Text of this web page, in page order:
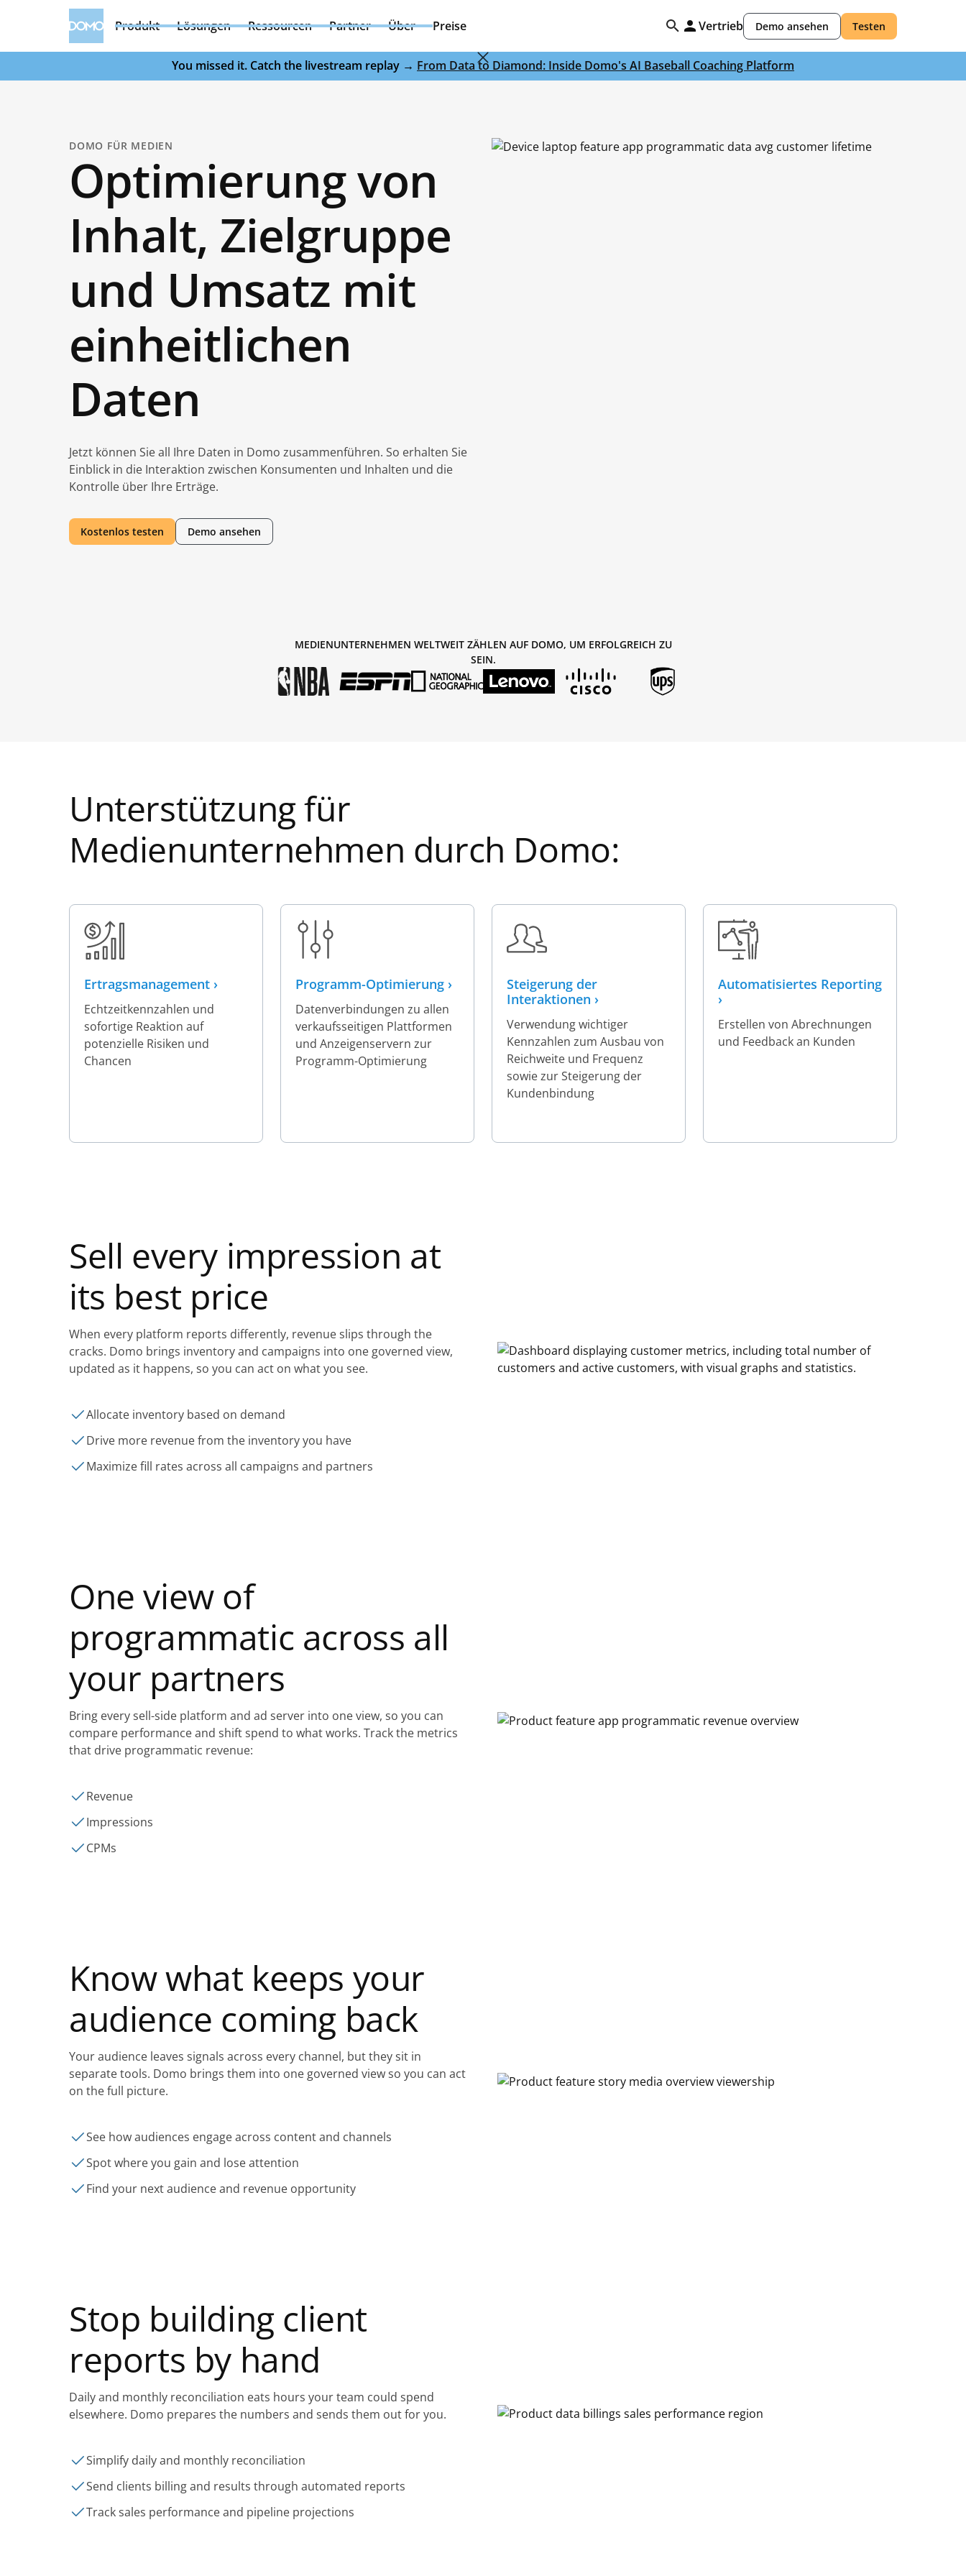
Produkt Lösungen Ressourcen Partner Über Preise Vertrieb Demo ansehen Testen
You missed it. Catch the livestream replay → From Data to Diamond: Inside Domo's AI Baseball Coaching Platform
DOMO FÜR MEDIEN
Optimierung von
Inhalt, Zielgruppe
und Umsatz mit
einheitlichen
Daten
Jetzt können Sie all Ihre Daten in Domo zusammenführen. So erhalten Sie
Einblick in die Interaktion zwischen Konsumenten und Inhalten und die
Kontrolle über Ihre Erträge.
Kostenlos testen Demo ansehen
MEDIENUNTERNEHMEN WELTWEIT ZÄHLEN AUF DOMO, UM ERFOLGREICH ZU
SEIN.
Unterstützung für
Medienunternehmen durch Domo:
Ertragsmanagement ›
Echtzeitkennzahlen und
sofortige Reaktion auf
potenzielle Risiken und
Chancen
Programm-Optimierung ›
Datenverbindungen zu allen
verkaufsseitigen Plattformen
und Anzeigenservern zur
Programm-Optimierung
Steigerung der
Interaktionen ›
Verwendung wichtiger
Kennzahlen zum Ausbau von
Reichweite und Frequenz
sowie zur Steigerung der
Kundenbindung
Automatisiertes Reporting
›
Erstellen von Abrechnungen
und Feedback an Kunden
Sell every impression at
its best price
When every platform reports differently, revenue slips through the
cracks. Domo brings inventory and campaigns into one governed view,
updated as it happens, so you can act on what you see.
Allocate inventory based on demand
Drive more revenue from the inventory you have
Maximize fill rates across all campaigns and partners
One view of
programmatic across all
your partners
Bring every sell-side platform and ad server into one view, so you can
compare performance and shift spend to what works. Track the metrics
that drive programmatic revenue:
Revenue
Impressions
CPMs
Know what keeps your
audience coming back
Your audience leaves signals across every channel, but they sit in
separate tools. Domo brings them into one governed view so you can act
on the full picture.
See how audiences engage across content and channels
Spot where you gain and lose attention
Find your next audience and revenue opportunity
Stop building client
reports by hand
Daily and monthly reconciliation eats hours your team could spend
elsewhere. Domo prepares the numbers and sends them out for you.
Simplify daily and monthly reconciliation
Send clients billing and results through automated reports
Track sales performance and pipeline projections